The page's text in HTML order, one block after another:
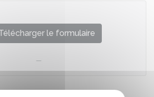
le formulaire